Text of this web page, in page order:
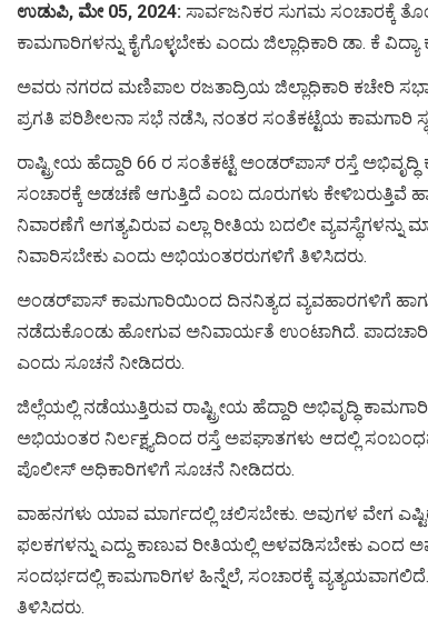
ಉಡುಪಿ, ಮೇ 05, 2024: ಸಾರ್ವಜನಿಕರ ಸುಗಮ ಸಂಚಾರಕ್ಕೆ
ಕಾಮಗಾರಿಗಳನ್ನು ಕೈಗೊಳ್ಳಬೇಕು ಎಂದು ಜಿಲ್ಲಾಧಿಕಾರಿ ಡಾ. ಕೆ
ಅವರು ನಗರದ ಮಣಿಪಾಲ ರಜತಾದ್ರಿಯ ಜಿಲ್ಲಾಧಿಕಾರಿ ಕಚೇರಿ
ಪ್ರಗತಿ ಪರಿಶೀಲನಾ ಸಭೆ ನಡೆಸಿ, ನಂತರ ಸಂತೆಕಟ್ಟೆಯ ಕಾಮಗಾರಿ
ರಾಷ್ಟ್ರೀಯ ಹೆದ್ದಾರಿ 66 ರ ಸಂತೆಕಟ್ಟೆ ಅಂಡರ್‌ಪಾಸ್ ರಸ್ತೆ
ಸಂಚಾರಕ್ಕೆ ಅಡಚಣೆ ಆಗುತ್ತಿದೆ ಎಂಬ ದೂರುಗಳು ಕೇಳಿಬರುತ್ತಿವೆ
ನಿವಾರಣೆಗೆ ಅಗತ್ಯವಿರುವ ಎಲ್ಲಾ ರೀತಿಯ ಬದಲೀ
ನಿವಾರಿಸಬೇಕು ಎಂದು ಅಭಿಯಂತರರುಗಳಿಗೆ ತಿಳಿಸಿದರು.
ಅಂಡರ್‌ಪಾಸ್ ಕಾಮಗಾರಿಯಿಂದ ದಿನನಿತ್ಯದ ವ್ಯವಹಾರಗಳಿಗೆ
ನಡೆದುಕೊಂಡು ಹೋಗುವ ಅನಿವಾರ್ಯತೆ ಉಂಟಾಗಿದೆ.
ಎಂದು ಸೂಚನೆ ನೀಡಿದರು.
ಜಿಲ್ಲೆಯಲ್ಲಿ ನಡೆಯುತ್ತಿರುವ ರಾಷ್ಟ್ರೀಯ ಹೆದ್ದಾರಿ ಅಭಿವೃದ್ಧಿ
ಅಭಿಯಂತರ ನಿರ್ಲಕ್ಷ್ಯದಿಂದ ರಸ್ತೆ ಅಪಘಾತಗಳು ಆದಲ್ಲಿ
ಪೊಲೀಸ್ ಅಧಿಕಾರಿಗಳಿಗೆ ಸೂಚನೆ ನೀಡಿದರು.
ವಾಹನಗಳು ಯಾವ ಮಾರ್ಗದಲ್ಲಿ ಚಲಿಸಬೇಕು. ಅವುಗಳ ವೇಗ
ಫಲಕಗಳನ್ನು ಎದ್ದು ಕಾಣುವ ರೀತಿಯಲ್ಲಿ ಅಳವಡಿಸಬೇಕು ಎಂದ
ಸಂದರ್ಭದಲ್ಲಿ ಕಾಮಗಾರಿಗಳ ಹಿನ್ನೆಲೆ, ಸಂಚಾರಕ್ಕೆ
ತಿಳಿಸಿದರು.